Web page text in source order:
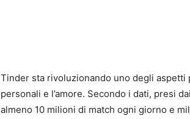
Tinder sta rivoluzionando uno degli
personali e l’amore. Secondo i dati, presi
almeno 10 milioni di match ogni giorno e